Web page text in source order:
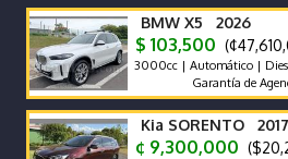
BMW X5 2026
$ 103,500
3000cc | Automático |
Garantía de Agencia
Kia SORENTO 2017
¢ 9,300,000